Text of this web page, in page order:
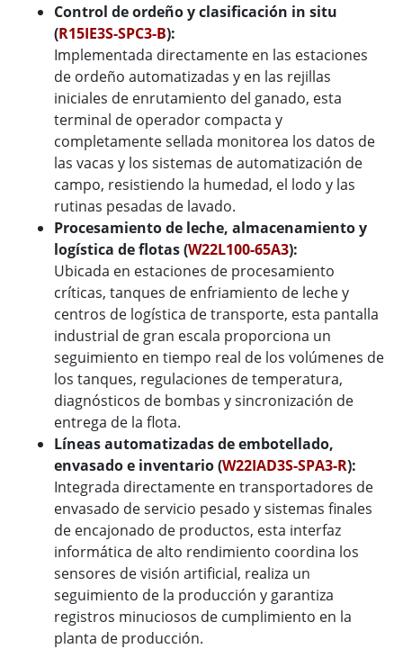
Control de ordeño y clasificación in situ
(R15IE3S-SPC3-B):
Implementada directamente en las estaciones
de ordeño automatizadas y en las rejillas
iniciales de enrutamiento del ganado, esta
terminal de operador compacta y
completamente sellada monitorea los datos de
las vacas y los sistemas de automatización de
campo, resistiendo la humedad, el lodo y las
rutinas pesadas de lavado.
Procesamiento de leche, almacenamiento y
logística de flotas (W22L100-65A3):
Ubicada en estaciones de procesamiento
críticas, tanques de enfriamiento de leche y
centros de logística de transporte, esta pantalla
industrial de gran escala proporciona un
seguimiento en tiempo real de los volúmenes de
los tanques, regulaciones de temperatura,
diagnósticos de bombas y sincronización de
entrega de la flota.
Líneas automatizadas de embotellado,
envasado e inventario (W22IAD3S-SPA3-R):
Integrada directamente en transportadores de
envasado de servicio pesado y sistemas finales
de encajonado de productos, esta interfaz
informática de alto rendimiento coordina los
sensores de visión artificial, realiza un
seguimiento de la producción y garantiza
registros minuciosos de cumplimiento en la
planta de producción.